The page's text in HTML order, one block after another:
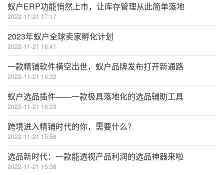
蚁户ERP功能悄然上市，让库存管理从此简单落地
2022-11-21 17:17
2023年蚁户全球卖家孵化计划
2022-11-21 16:41
一款精铺软件横空出世，蚁户品牌发布打开新通路
2022-11-21 16:32
蚁户选品插件——一款极具落地化的选品辅助工具
2022-11-21 16:23
跨境进入精铺时代的你，需要什么？
2022-11-21 15:58
选品新时代：一款能透视产品利润的选品神器来啦
2022-11-21 15:38